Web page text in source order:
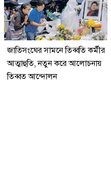
জাতিসংঘের সামনে তিব্বতি কর্মীর
আত্মাহুতি, নতুন করে আলোচনায়
তিব্বত আন্দোলন